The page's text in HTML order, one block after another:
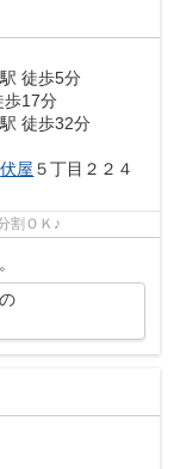
駅 徒歩5分
歩17分
駅 徒歩32分
伏屋 ５丁目２２４
割ＯＫ♪